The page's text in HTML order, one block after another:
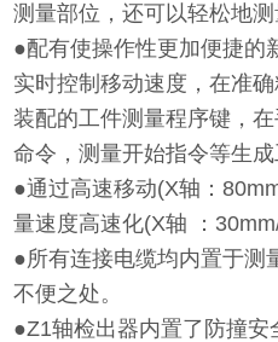
测量部位，还可以轻松地测
●配有使操作性更加便捷的
实时控制移动速度，在准
装配的工件测量程序键，
命令，测量开始指令等生
●通过高速移动(X轴：
量速度高速化(X轴 ：
●所有连接电缆均内置于测
不便之处。
●Z1轴检出器内置了防撞